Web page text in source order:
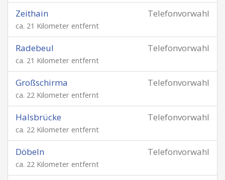
Telefonvorwahl
Zeithain
ca. 21 Kilometer entfernt
Telefonvorwahl
Radebeul
ca. 21 Kilometer entfernt
Telefonvorwahl
Großschirma
ca. 22 Kilometer entfernt
Telefonvorwahl
Halsbrücke
ca. 22 Kilometer entfernt
Telefonvorwahl
Döbeln
ca. 22 Kilometer entfernt